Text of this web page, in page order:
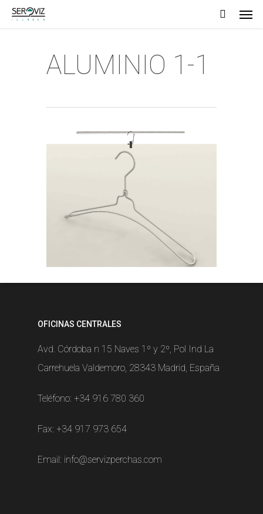
Skip
ALUMINIO 1-1
OFICINAS CENTRALES
Avd. Córdoba n 15 Naves 1º y 2º, Pol Ind La
Carrehuela Valdemoro, 28343 Madrid, España
Teléfono: +34 916 780 360
Fax: +34 917 973 654
Email: info@servizperchas.com